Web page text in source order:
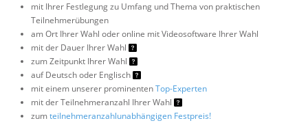
mit Ihrer Festlegung zu Umfang und Thema von praktischen
Teilnehmerübungen
am Ort Ihrer Wahl oder online mit Videosoftware Ihrer Wahl
mit der Dauer Ihrer Wahl
zum Zeitpunkt Ihrer Wahl
auf Deutsch oder Englisch
mit einem unserer prominentenTop-Experten
mit der Teilnehmeranzahl Ihrer Wahl
zumteilnehmeranzahlunabhängigen Festpreis!